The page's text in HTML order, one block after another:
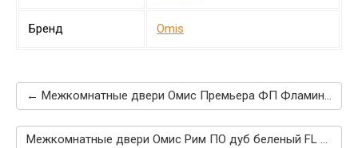
Бренд Omis
← Межкомнатные двери Омис Премьера ФП Фламинго венге FL
Межкомнатные двери Омис Рим ПО дуб беленый FL →